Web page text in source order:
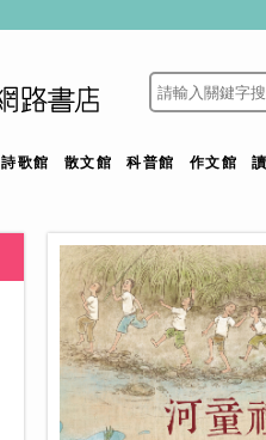
詩歌館 散文館 科普館 作文館